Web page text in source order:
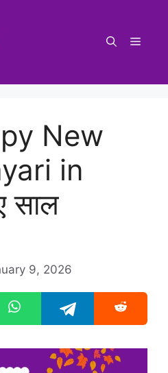
New
in
साल
9, 2026